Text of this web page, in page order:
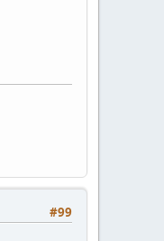
#99